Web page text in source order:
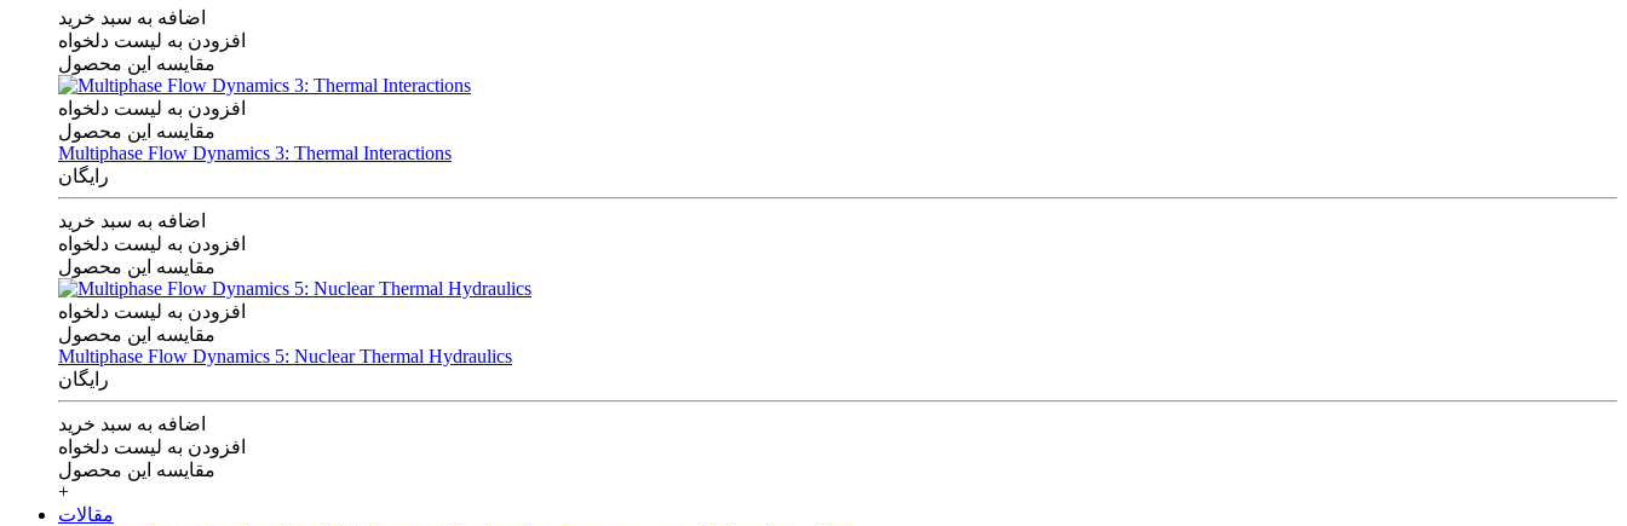
اضافه به سبد خرید
افزودن به لیست دلخواه
مقایسه این محصول
افزودن به لیست دلخواه
مقایسه این محصول
Multiphase Flow Dynamics 3: Thermal Interactions
رایگان
اضافه به سبد خرید
افزودن به لیست دلخواه
مقایسه این محصول
افزودن به لیست دلخواه
مقایسه این محصول
Multiphase Flow Dynamics 5: Nuclear Thermal Hydraulics
رایگان
اضافه به سبد خرید
افزودن به لیست دلخواه
مقایسه این محصول
+
مقالات